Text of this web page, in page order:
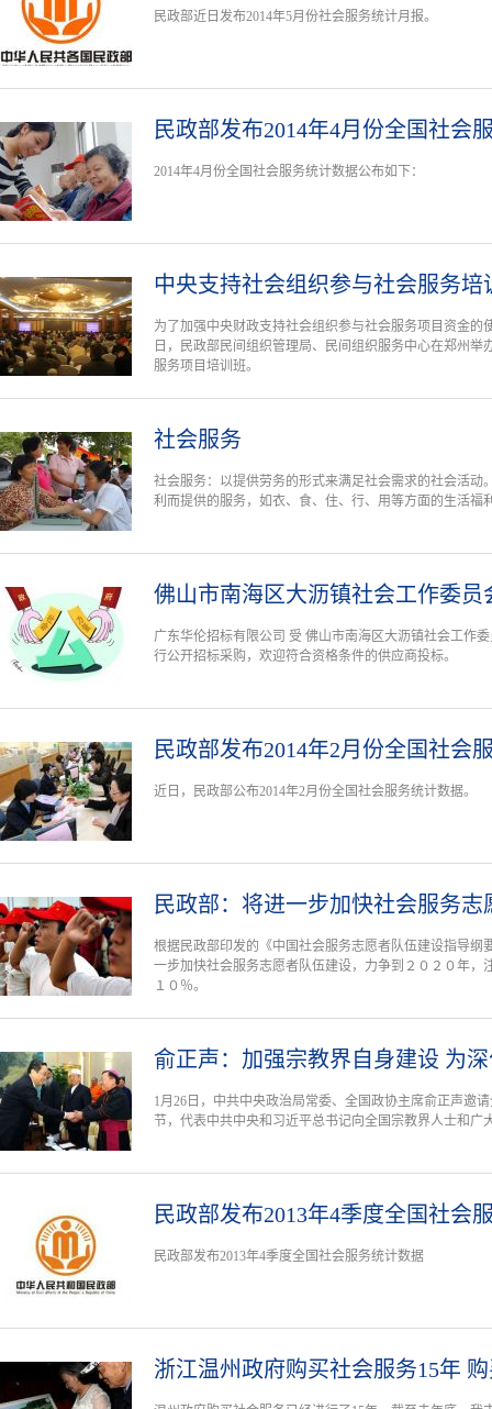
民政部近日发布2014年5月份社会服务统计月报。
民政部发布2014年4月份全国社会
2014年4月份全国社会服务统计数据公布如下：
中央支持社会组织参与社会服务培
为了加强中央财政支持社会组织参与社会服务项目资金的
日，民政部民间组织管理局、民间组织服务中心在郑州举
服务项目培训班。
社会服务
社会服务：以提供劳务的形式来满足社会需求的社会活动
利而提供的服务，如衣、食、住、行、用等方面的生活福
佛山市南海区大沥镇社会工作委员
广东华伦招标有限公司 受 佛山市南海区大沥镇社会工作
行公开招标采购，欢迎符合资格条件的供应商投标。
民政部发布2014年2月份全国社会
近日，民政部公布2014年2月份全国社会服务统计数据。
民政部：将进一步加快社会服务志
根据民政部印发的《中国社会服务志愿者队伍建设指导纲
一步加快社会服务志愿者队伍建设，力争到２０２０年，
１０％。
俞正声：加强宗教界自身建设 为
1月26日，中共中央政治局常委、全国政协主席俞正声邀
节，代表中共中央和习近平总书记向全国宗教界人士和广
民政部发布2013年4季度全国社会
民政部发布2013年4季度全国社会服务统计数据
浙江温州政府购买社会服务15年